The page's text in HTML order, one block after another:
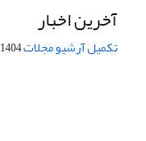
آخرین اخبار
تکمیل آرشیو مجلات1404-05-08